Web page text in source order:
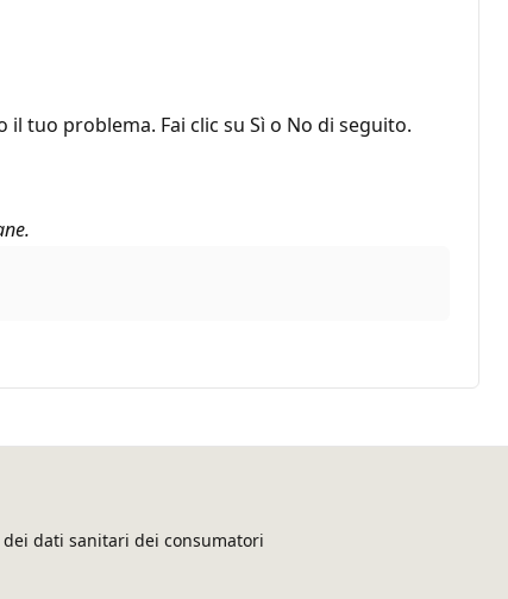
tuo problema. Fai clic su Sì o No di seguito.
dei dati sanitari dei consumatori